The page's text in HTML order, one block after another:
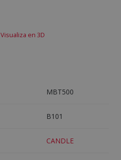
Visualiza en 3D
MBT500
B101
CANDLE